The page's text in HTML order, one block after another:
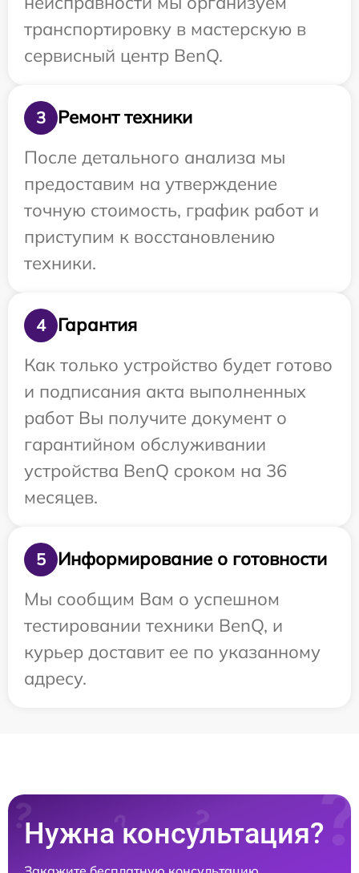
транспортировку в мастерскую в
сервисный центр BenQ.
3
Ремонт техники
После детального анализа мы
предоставим на утверждение
точную стоимость, график работ и
приступим к восстановлению
техники.
4
Гарантия
Как только устройство будет готово
и подписания акта выполненных
работ Вы получите документ о
гарантийном обслуживании
устройства BenQ сроком на 36
месяцев.
5
Информирование о готовности
Мы сообщим Вам о успешном
тестировании техники BenQ, и
курьер доставит ее по указанному
адресу.
Нужна консультация?